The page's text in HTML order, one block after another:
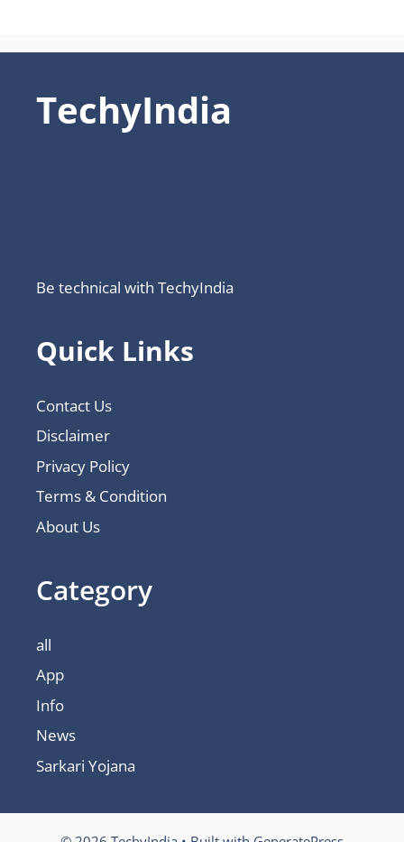
TechyIndia
Be technical with TechyIndia
Quick Links
Contact Us
Disclaimer
Privacy Policy
Terms & Condition
About Us
Category
all
App
Info
News
Sarkari Yojana